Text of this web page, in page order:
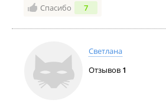
Спасибо 7
Светлана
Отзывов 1